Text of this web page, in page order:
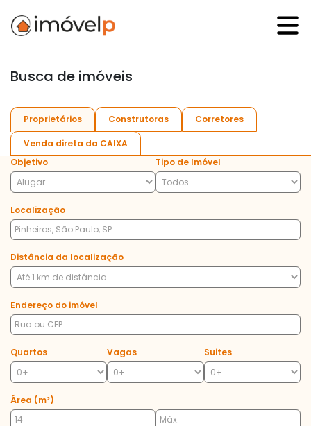
Busca de imóveis
Proprietários Construtoras Corretores
Venda direta da CAIXA
Objetivo
Tipo de Imóvel
Localização
Distância da localização
Endereço do imóvel
Quartos Vagas Suites
Área (m²)